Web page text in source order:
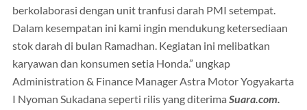
berkolaborasi dengan unit tranfusi darah PMI setempat.
Dalam kesempatan ini kami ingin mendukung ketersediaan
stok darah di bulan Ramadhan. Kegiatan ini melibatkan
karyawan dan konsumen setia Honda.” ungkap
Administration & Finance Manager Astra Motor Yogyakarta
I Nyoman Sukadana seperti rilis yang diterima Suara.com.